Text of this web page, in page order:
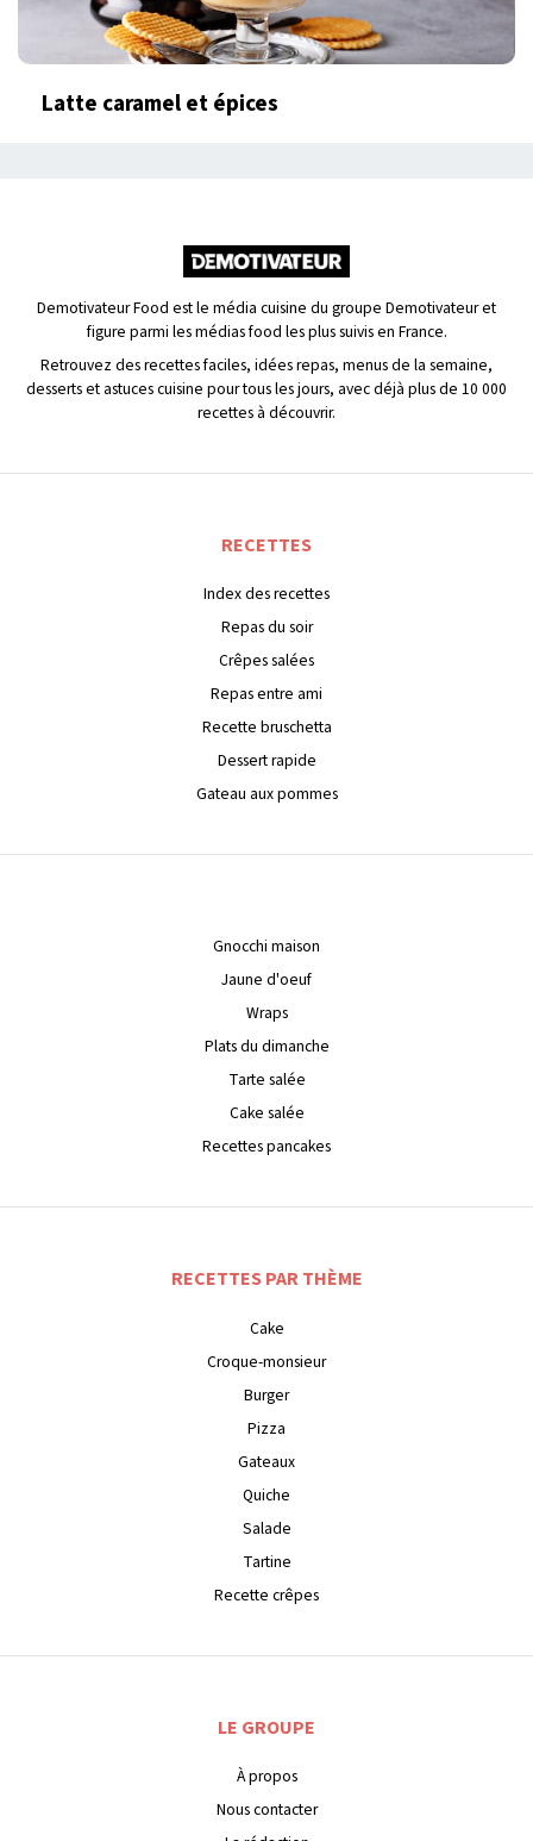
Latte caramel et épices
Demotivateur Food est le média cuisine du groupe Demotivateur et
figure parmi les médias food les plus suivis en France.
Retrouvez des recettes faciles, idées repas, menus de la semaine,
desserts et astuces cuisine pour tous les jours, avec déjà plus de 10 000
recettes à découvrir.
RECETTES
Index des recettes
Repas du soir
Crêpes salées
Repas entre ami
Recette bruschetta
Dessert rapide
Gateau aux pommes
Gnocchi maison
Jaune d'oeuf
Wraps
Plats du dimanche
Tarte salée
Cake salée
Recettes pancakes
RECETTES PAR THÈME
Cake
Croque-monsieur
Burger
Pizza
Gateaux
Quiche
Salade
Tartine
Recette crêpes
LE GROUPE
À propos
Nous contacter